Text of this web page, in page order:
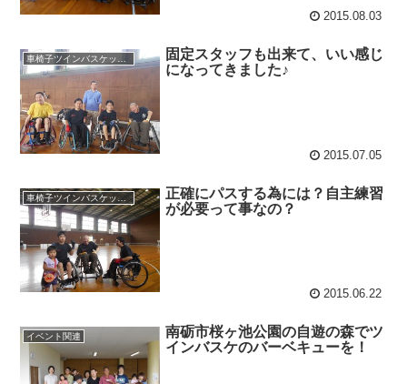
2015.08.03
固定スタッフも出来て、いい感じ
になってきました♪
2015.07.05
車椅子ツインバスケット練習
正確にパスする為には？自主練習
が必要って事なの？
2015.06.22
イベント関連
南砺市桜ヶ池公園の自遊の森でツ
インバスケのバーベキューを！